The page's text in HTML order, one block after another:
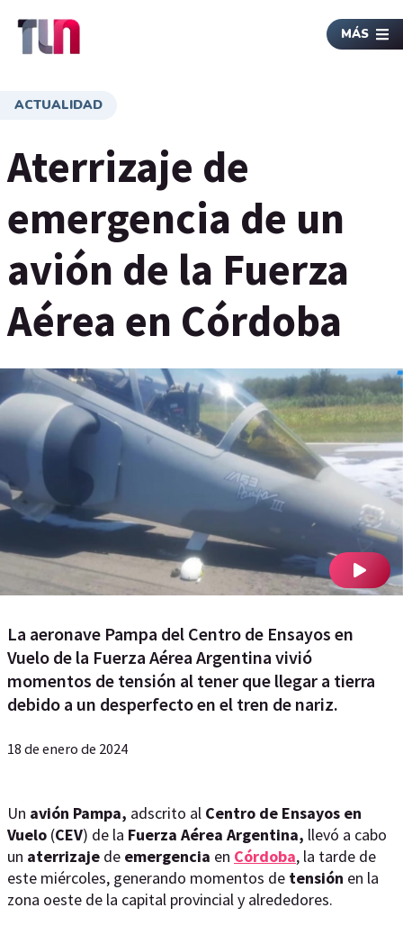
MÁS
ACTUALIDAD
Aterrizaje de
emergencia de un
avión de la Fuerza
Aérea en Córdoba
La aeronave Pampa del Centro de Ensayos en
Vuelo de la Fuerza Aérea Argentina vivió
momentos de tensión al tener que llegar a tierra
debido a un desperfecto en el tren de nariz.
18 de enero de 2024
Un avión Pampa, adscrito al Centro de Ensayos en
Vuelo (CEV) de la Fuerza Aérea Argentina, llevó a cabo
un aterrizaje de emergencia en Córdoba, la tarde de
este miércoles, generando momentos de tensión en la
zona oeste de la capital provincial y alrededores.